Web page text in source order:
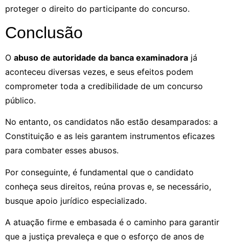
proteger o direito do participante do concurso.
Conclusão
O abuso de autoridade da banca examinadora já
aconteceu diversas vezes, e seus efeitos podem
comprometer toda a credibilidade de um concurso
público.
No entanto, os candidatos não estão desamparados: a
Constituição e as leis garantem instrumentos eficazes
para combater esses abusos.
Por conseguinte, é fundamental que o candidato
conheça seus direitos, reúna provas e, se necessário,
busque apoio jurídico especializado.
A atuação firme e embasada é o caminho para garantir
que a justiça prevaleça e que o esforço de anos de